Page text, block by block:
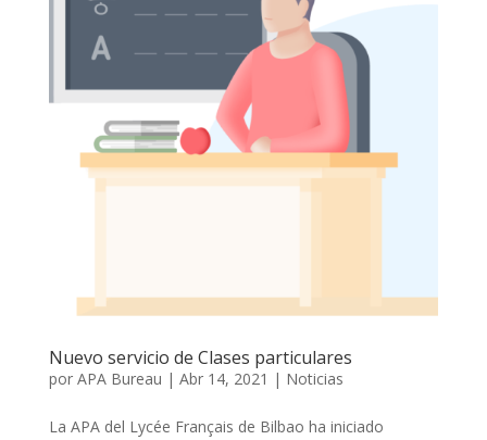
Nuevo servicio de Clases particulares
por APA Bureau | Abr 14, 2021 | Noticias
La APA del Lycée Français de Bilbao ha iniciado